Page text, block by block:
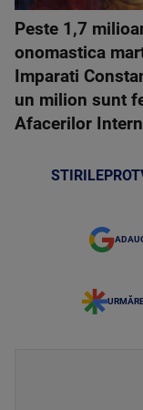
Peste 1,7
onomastica
Imparati
un milion sunt
Afacerilor